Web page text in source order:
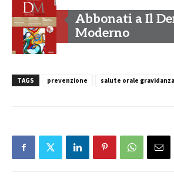
Abbonati a Il
Moderno
TAGS prevenzione salute orale gravidanza